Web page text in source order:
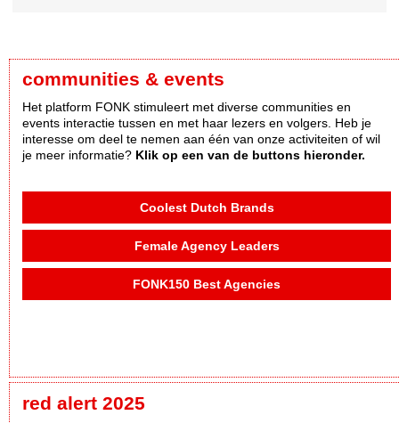
communities & events
Het platform FONK stimuleert met diverse communities en
events interactie tussen en met haar lezers en volgers. Heb je
interesse om deel te nemen aan één van onze activiteiten of wil
je meer informatie? Klik op een van de buttons hieronder.
Coolest Dutch Brands
Female Agency Leaders
FONK150 Best Agencies
red alert 2025